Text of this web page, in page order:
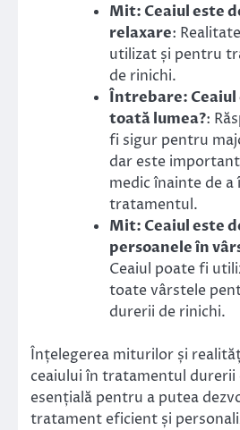
Mit: Ceaiul este
relaxare:
utilizat și pentru
de rinichi.
Întrebare:
toată lumea?:
fi sigur pentru
dar este
medic înainte de a
tratamentul.
Mit: Ceaiul este
persoanele în
Ceaiul poate fi
toate vârstele
durerii de rinichi.
Înțelegerea miturilor și
ceaiului în tratamentul durerii
esențială pentru a putea
tratament eficient și